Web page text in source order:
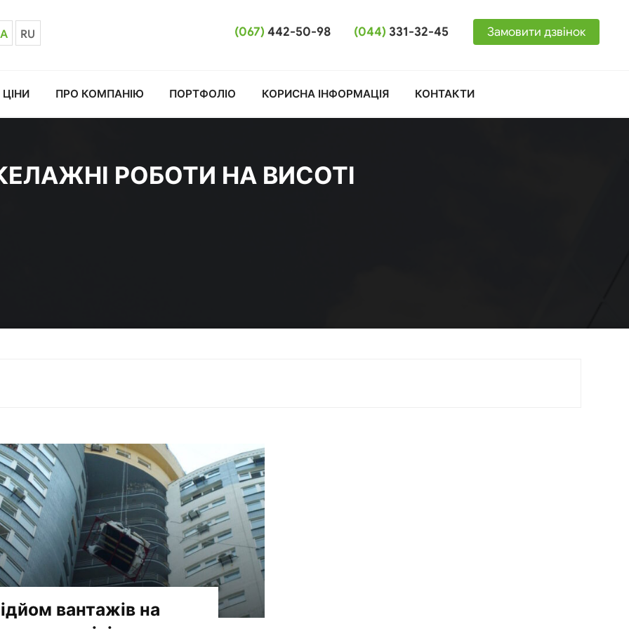
Замовити дзвінок
(044) 331-32-45
(067) 442-50-98
RU
ЦІНИ ПРО КОМПАНІЮ ПОРТФОЛІО КОРИСНА ІНФОРМАЦІЯ КОНТАКТИ
РОБОТИ НА ВИСОТІ
вантажів на